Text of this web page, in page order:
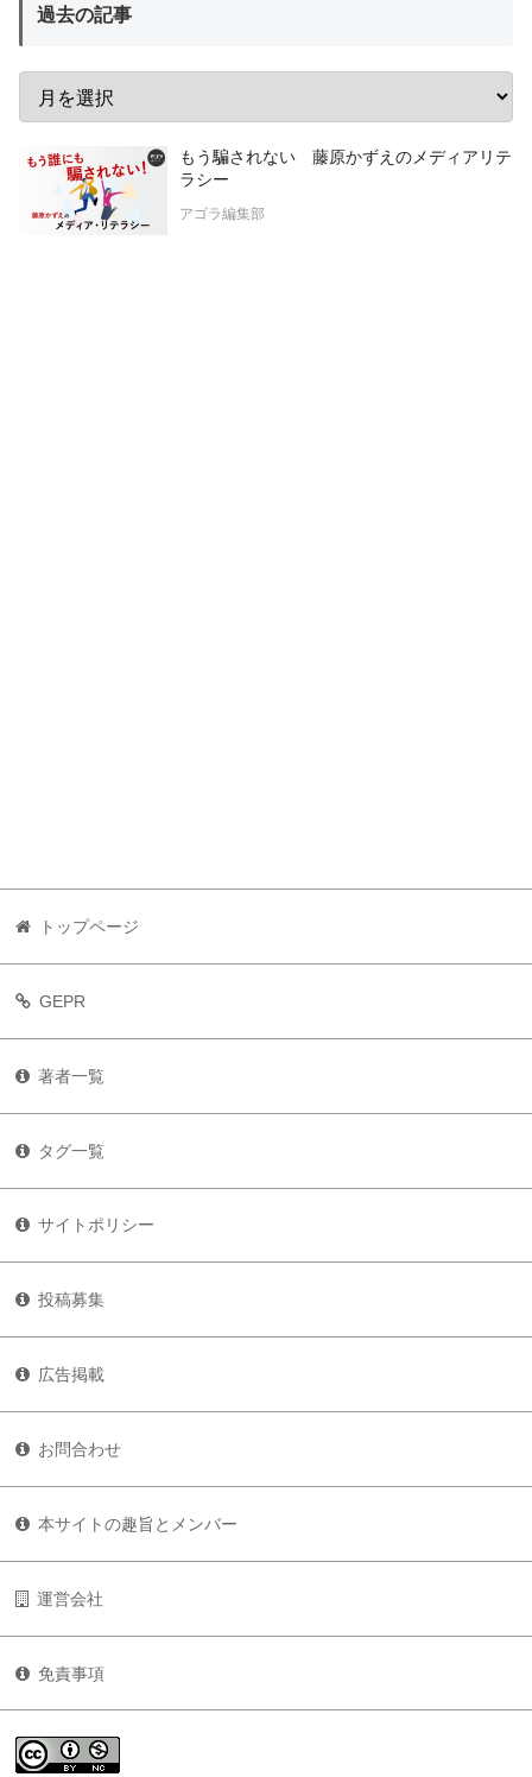
過去の記事
もう騙されない 藤原かずえのメディアリテ
ラシー
アゴラ編集部
トップページ
GEPR
著者一覧
タグ一覧
サイトポリシー
投稿募集
広告掲載
お問合わせ
本サイトの趣旨とメンバー
運営会社
免責事項